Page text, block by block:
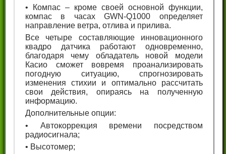
• Компас – кроме своей основной функции,
компас в часах GWN-Q1000 определяет
направление ветра, отлива и прилива.
Все четыре составляющие инновационного
квадро датчика работают одновременно,
благодаря чему обладатель новой модели
Касио сможет вовремя проанализировать
погодную ситуацию, спрогнозировать
изменения стихии и оптимально рассчитать
свои действия, опираясь на полученную
информацию.
Дополнительные опции:
• Автокоррекция времени посредством
радиосигнала;
• Высотомер;